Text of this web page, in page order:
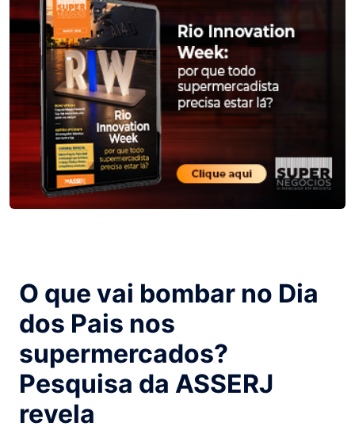
O que vai bombar no Dia
dos Pais nos
supermercados?
Pesquisa da ASSERJ
revela